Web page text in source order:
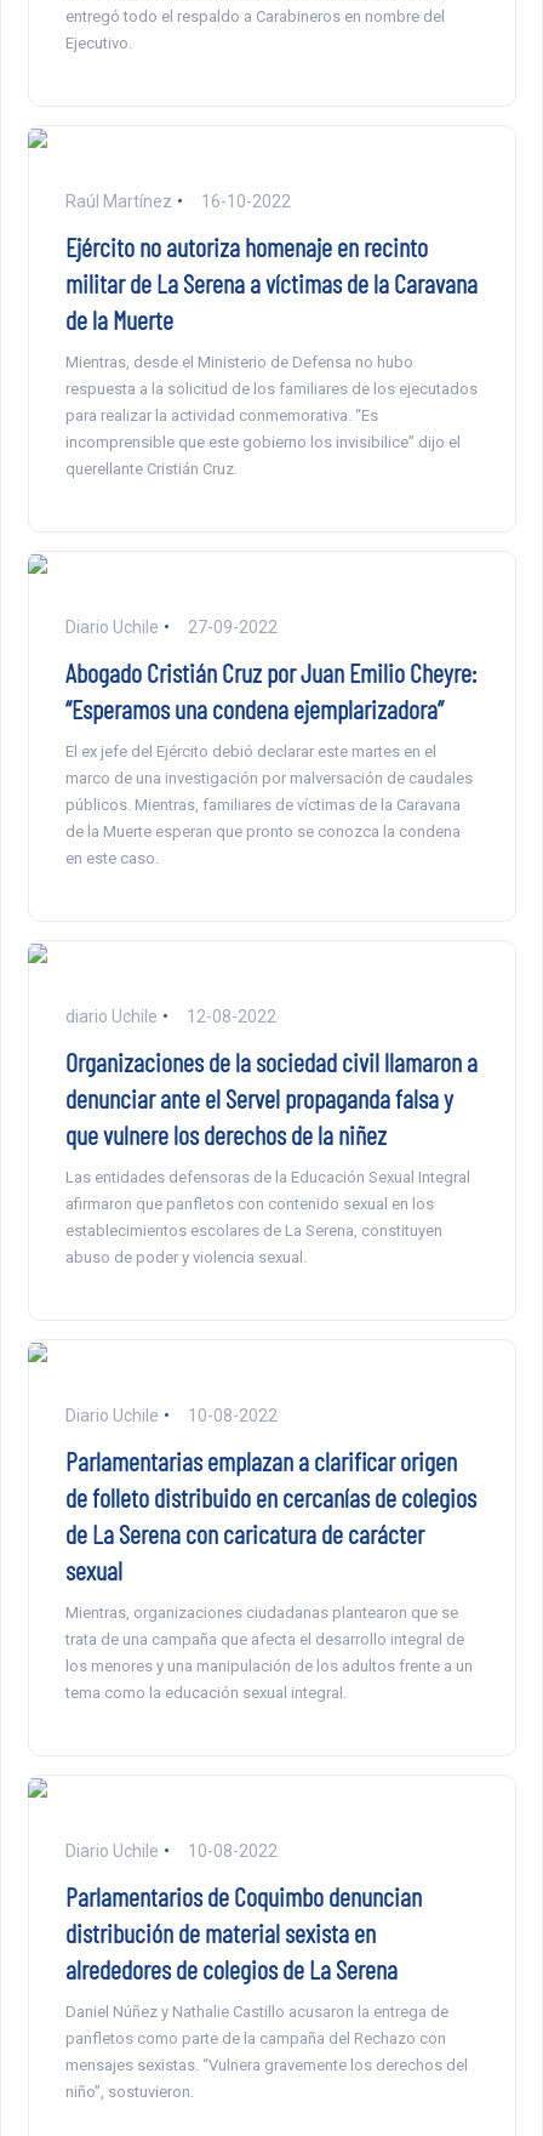
entregó todo el respaldo a Carabineros en nombre del
Ejecutivo.
Raúl Martínez 16-10-2022
Ejército no autoriza homenaje en recinto
militar de La Serena a víctimas de la Caravana
de la Muerte
Mientras, desde el Ministerio de Defensa no hubo
respuesta a la solicitud de los familiares de los ejecutados
para realizar la actividad conmemorativa. “Es
incomprensible que este gobierno los invisibilice” dijo el
querellante Cristián Cruz.
Diario Uchile 27-09-2022
Abogado Cristián Cruz por Juan Emilio Cheyre:
“Esperamos una condena ejemplarizadora”
El ex jefe del Ejército debió declarar este martes en el
marco de una investigación por malversación de caudales
públicos. Mientras, familiares de víctimas de la Caravana
de la Muerte esperan que pronto se conozca la condena
en este caso.
diario Uchile 12-08-2022
Organizaciones de la sociedad civil llamaron a
denunciar ante el Servel propaganda falsa y
que vulnere los derechos de la niñez
Las entidades defensoras de la Educación Sexual Integral
afirmaron que panfletos con contenido sexual en los
establecimientos escolares de La Serena, constituyen
abuso de poder y violencia sexual.
Diario Uchile 10-08-2022
Parlamentarias emplazan a clarificar origen
de folleto distribuido en cercanías de colegios
de La Serena con caricatura de carácter
sexual
Mientras, organizaciones ciudadanas plantearon que se
trata de una campaña que afecta el desarrollo integral de
los menores y una manipulación de los adultos frente a un
tema como la educación sexual integral.
Diario Uchile 10-08-2022
Parlamentarios de Coquimbo denuncian
distribución de material sexista en
alrededores de colegios de La Serena
Daniel Núñez y Nathalie Castillo acusaron la entrega de
panfletos como parte de la campaña del Rechazo con
mensajes sexistas. “Vulnera gravemente los derechos del
niño”, sostuvieron.